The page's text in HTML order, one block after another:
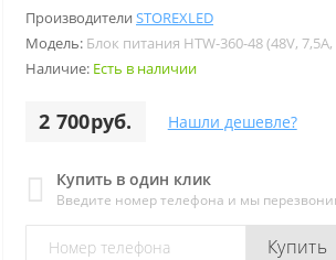
Производители STOREXLED
Модель: Блок питания HTW-360-48 (48V, 7,5A,
Наличие: Есть в наличии
2 700руб. Нашли дешевле?
Купить в один клик
Введите номер телефона и мы
Купить